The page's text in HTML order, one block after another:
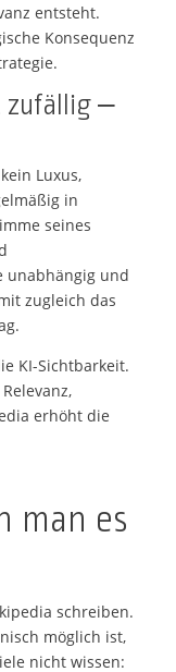
entsteht.
Konsequenz
zufällig –
Luxus,
in
seines
unabhängig und
zugleich das
KI-Sichtbarkeit.
erhöht die
man es
schreiben.
möglich ist,
nicht wissen: